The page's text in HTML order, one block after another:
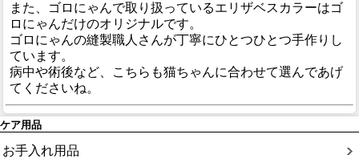
また、ゴロにゃんで取り扱っているエリザベスカラーはゴ
ロにゃんだけのオリジナルです。
ゴロにゃんの縫製職人さんが丁寧にひとつひとつ手作りし
ています。
病中や術後など、こちらも猫ちゃんに合わせて選んであげ
てくださいね。
ケア用品
お手入れ用品